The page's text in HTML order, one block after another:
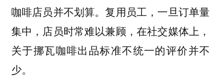
咖啡店员并不划算。复用员工，一旦订单量
集中，店员时常难以兼顾，在社交媒体上，
关于挪瓦咖啡出品标准不统一的评价并不
少。